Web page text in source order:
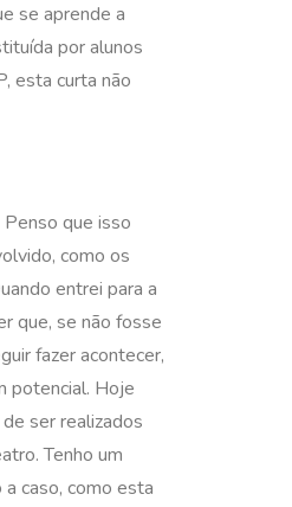
se aprende a
por alunos
esta curta não
que isso
como os
entrei para a
que, se não fosse
fazer acontecer,
potencial. Hoje
ser realizados
Tenho um
caso, como esta